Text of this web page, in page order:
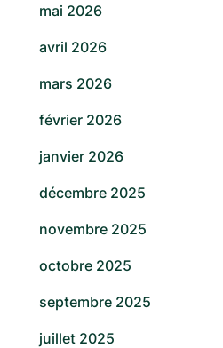
mai 2026
avril 2026
mars 2026
février 2026
janvier 2026
décembre 2025
novembre 2025
octobre 2025
septembre 2025
juillet 2025